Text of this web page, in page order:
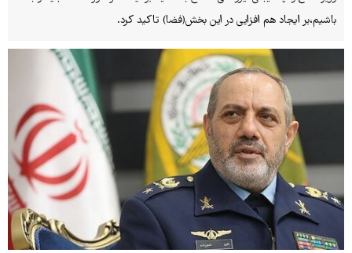
باشیم،بر ایجاد هم افزایی در این بخش(فضا) تاکید کرد.